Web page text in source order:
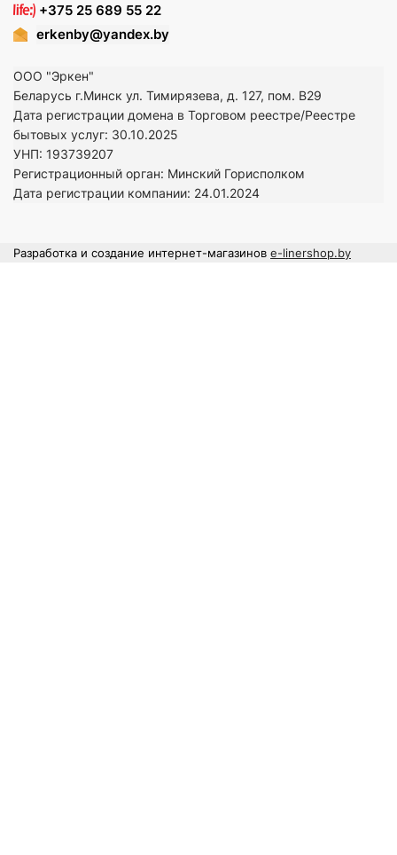
+375 25 689 55 22
erkenby@yandex.by
ООО "Эркен"
Беларусь г.Минск ул. Тимирязева, д. 127, пом. В29
Дата регистрации домена в Торговом реестре/Реестре
бытовых услуг: 30.10.2025
УНП: 193739207
Регистрационный орган: Минский Горисполком
Дата регистрации компании: 24.01.2024
Разработка и создание интернет-магазинов e-linershop.by